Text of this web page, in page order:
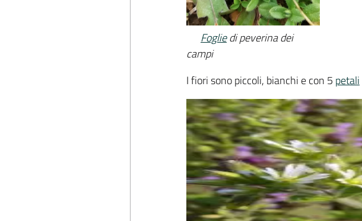
Fogliedi peverina dei
campi
I fiori sono piccoli, bianchi e con 5 petali